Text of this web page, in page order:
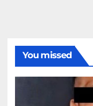
You missed